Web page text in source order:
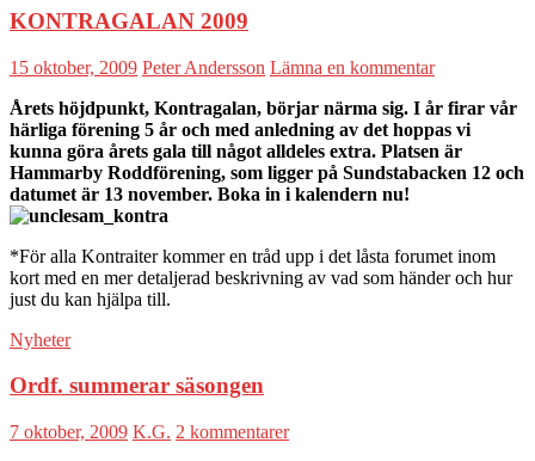
KONTRAGALAN 2009
15 oktober, 2009 Peter Andersson Lämna en kommentar
Årets höjdpunkt, Kontragalan, börjar närma sig. I år firar vår
härliga förening 5 år och med anledning av det hoppas vi
kunna göra årets gala till något alldeles extra. Platsen är
Hammarby Roddförening, som ligger på Sundstabacken 12 och
datumet är 13 november. Boka in i kalendern nu!
*För alla Kontraiter kommer en tråd upp i det låsta forumet inom
kort med en mer detaljerad beskrivning av vad som händer och hur
just du kan hjälpa till.
Nyheter
Ordf. summerar säsongen
7 oktober, 2009 K.G. 2 kommentarer